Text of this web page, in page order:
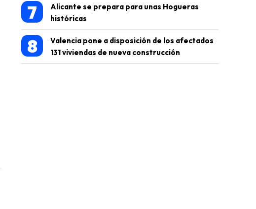
7
Alicante se prepara para unas Hogueras
históricas
8
Valencia pone a disposición de los afectados
131 viviendas de nueva construcción